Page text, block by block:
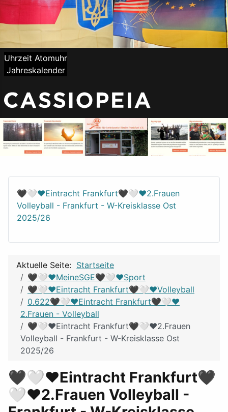
Uhrzeit Atomuhr
Jahreskalender
🖤🤍❤️Eintracht Frankfurt🖤🤍❤️2.Frauen
Volleyball - Frankfurt - W-Kreisklasse Ost
2025/26
Aktuelle Seite: Startseite
🖤🤍❤️MeineSGE🖤🤍❤️Sport
🖤🤍❤️Eintracht Frankfurt🖤🤍❤️Volleyball
0.622🖤🤍❤️Eintracht Frankfurt🖤🤍❤️
2.Frauen - Volleyball
🖤🤍❤️Eintracht Frankfurt🖤🤍❤️2.Frauen
Volleyball - Frankfurt - W-Kreisklasse Ost
2025/26
🖤🤍❤️Eintracht Frankfurt🖤
🤍❤️2.Frauen Volleyball -